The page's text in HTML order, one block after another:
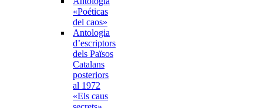
«Poéticas
del caos»
Antologia
d’escriptors
dels Països
Catalans
posteriors
al 1972
«Els caus